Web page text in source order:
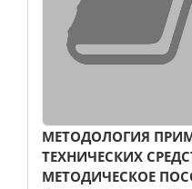
МЕТОДОЛОГИЯ
ТЕХНИЧЕСКИХ
МЕТОДИЧЕСКОЕ